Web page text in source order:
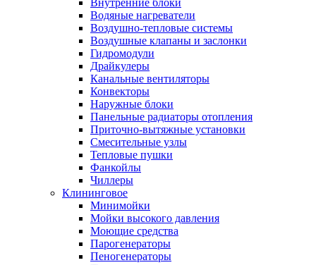
Внутренние блоки
Водяные нагреватели
Воздушно-тепловые системы
Воздушные клапаны и заслонки
Гидромодули
Драйкулеры
Канальные вентиляторы
Конвекторы
Наружные блоки
Панельные радиаторы отопления
Приточно-вытяжные установки
Смесительные узлы
Тепловые пушки
Фанкойлы
Чиллеры
Клининговое
Минимойки
Мойки высокого давления
Моющие средства
Парогенераторы
Пеногенераторы